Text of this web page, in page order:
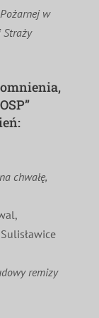
w
Straży
chwałę,
remizy